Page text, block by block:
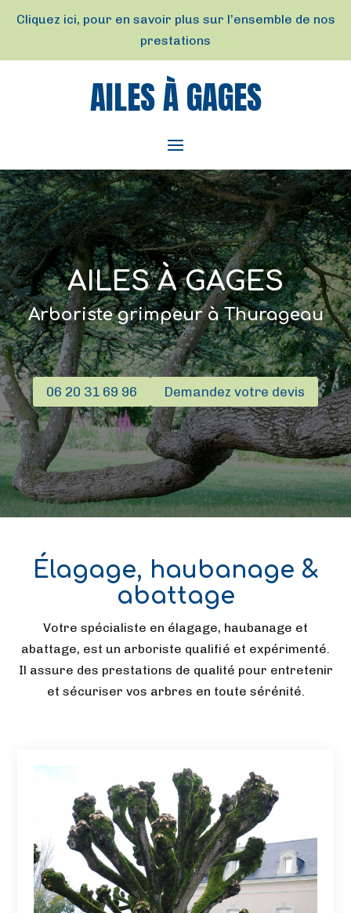
Cliquez ici, pour en savoir plus sur l’ensemble de nos
prestations
AILES À GAGES
AILES À GAGES
Arboriste grimpeur à Thurageau
06 20 31 69 96 Demandez votre devis
Élagage, haubanage &
abattage
Votre spécialiste en élagage, haubanage et
abattage, est un arboriste qualifié et expérimenté.
Il assure des prestations de qualité pour entretenir
et sécuriser vos arbres en toute sérénité.